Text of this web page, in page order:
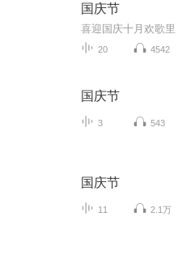
国庆节
20 4542
国庆节
3 543
国庆节
11 2.1万